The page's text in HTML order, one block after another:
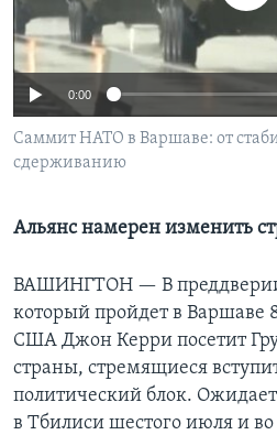
Learning English
СОЦИАЛЬНЫЕ СЕТИ
0:00
Саммит НАТО в Варшаве: от
сдерживанию
Альянс намерен изменить
ВАШИНГТОН — В
который пройдет в Варшаве
США Джон Керри посетит
страны, стремящиеся
политический блок.
в Тбилиси шестого июля и во